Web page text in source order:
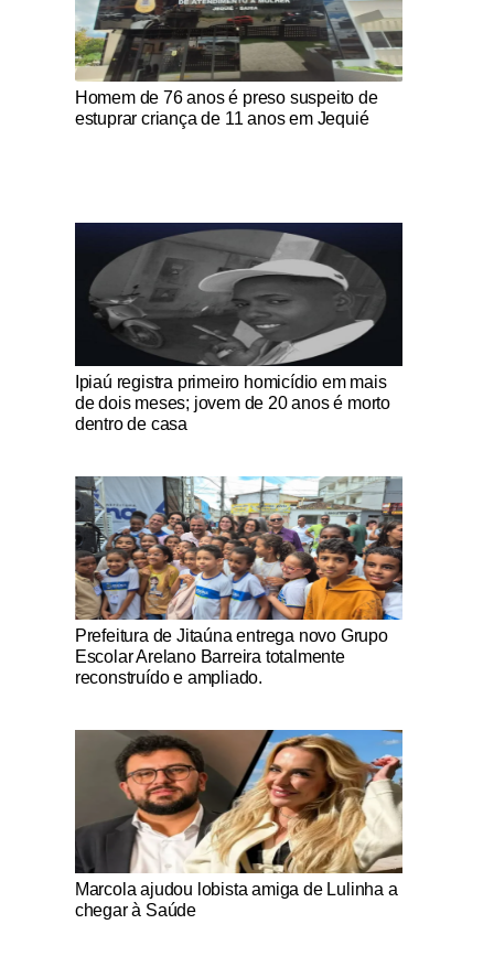
Notícias Católicas
Homem de 76 anos é preso suspeito de
estuprar criança de 11 anos em Jequié
Notícias Católicas
Ipiaú registra primeiro homicídio em mais
de dois meses; jovem de 20 anos é morto
dentro de casa
Notícias Católicas
Prefeitura de Jitaúna entrega novo Grupo
Escolar Arelano Barreira totalmente
reconstruído e ampliado.
Notícias Católicas
Marcola ajudou lobista amiga de Lulinha a
chegar à Saúde